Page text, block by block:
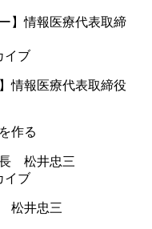
イブ
情報医療代表取締役
作る
イブ
松井忠三